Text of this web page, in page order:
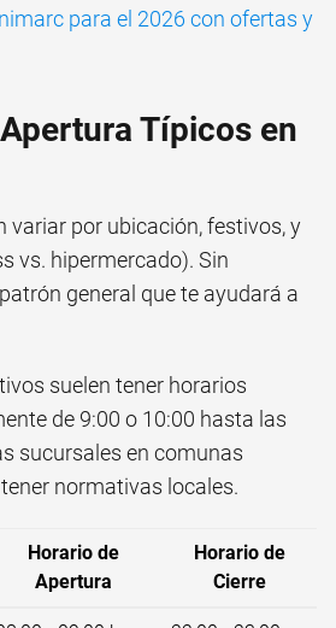
para el 2026 con ofertas y
Típicos en
variar por ubicación, festivos, y
vs. hipermercado). Sin
general que te ayudará a
suelen tener horarios
de 9:00 o 10:00 hasta las
sucursales en comunas
normativas locales.
Horario de
Apertura
Horario de
Cierre